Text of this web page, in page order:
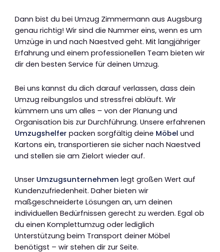
Dann bist du bei Umzug Zimmermann aus Augsburg
genau richtig! Wir sind die Nummer eins, wenn es um
Umzüge in und nach Naestved geht. Mit langjähriger
Erfahrung und einem professionellen Team bieten wir
dir den besten Service für deinen Umzug.
Bei uns kannst du dich darauf verlassen, dass dein
Umzug reibungslos und stressfrei abläuft. Wir
kümmern uns um alles – von der Planung und
Organisation bis zur Durchführung. Unsere erfahrenen
Umzugshelfer packen sorgfältig deine Möbel und
Kartons ein, transportieren sie sicher nach Naestved
und stellen sie am Zielort wieder auf.
Unser Umzugsunternehmen legt großen Wert auf
Kundenzufriedenheit. Daher bieten wir
maßgeschneiderte Lösungen an, um deinen
individuellen Bedürfnissen gerecht zu werden. Egal ob
du einen Komplettumzug oder lediglich
Unterstützung beim Transport deiner Möbel
benötigst – wir stehen dir zur Seite.